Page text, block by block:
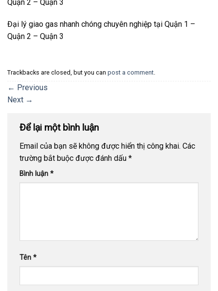
Quận 2 – Quận 3
Đại lý giao gas nhanh chóng chuyên nghiệp tại Quận 1 –
Quận 2 – Quận 3
Trackbacks are closed, but you can post a comment
← Previous
Next →
Để lại một bình luận
Email của bạn sẽ không được hiển thị công khai. Các
trường bắt buộc được đánh dấu *
Bình luận *
Tên *